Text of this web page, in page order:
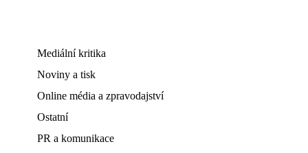
Mediální kritika
Noviny a tisk
Online média a zpravodajství
Ostatní
PR a komunikace